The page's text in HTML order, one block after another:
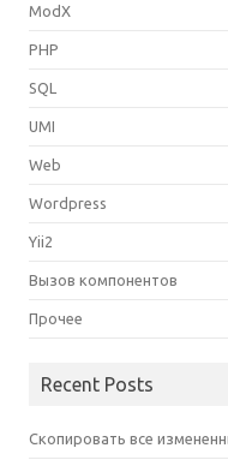
ModX
PHP
SQL
UMI
Web
Wordpress
Yii2
Вызов компонентов
Прочее
Recent Posts
Скопировать все